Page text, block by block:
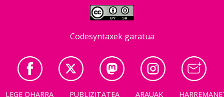
Codesyntaxek garatua
LEGE OHARRA PUBLIZITATEA ARAUAK